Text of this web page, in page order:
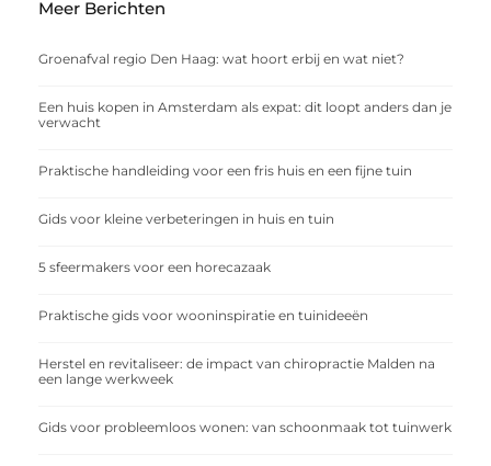
Meer Berichten
Groenafval regio Den Haag: wat hoort erbij en wat niet?
Een huis kopen in Amsterdam als expat: dit loopt anders dan je
verwacht
Praktische handleiding voor een fris huis en een fijne tuin
Gids voor kleine verbeteringen in huis en tuin
5 sfeermakers voor een horecazaak
Praktische gids voor wooninspiratie en tuinideeën
Herstel en revitaliseer: de impact van chiropractie Malden na
een lange werkweek
Gids voor probleemloos wonen: van schoonmaak tot tuinwerk